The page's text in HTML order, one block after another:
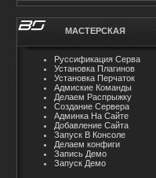
МАСТЕРСКАЯ
Руссификация Серва
Установка Плагинов
Установка Перчаток
Адмиские Команды
Делаем Распрыжку
Создание Сервера
Админка На Сайте
Добавление Сайта
Запуск В Консоле
Делаем конфиги
Запись Демо
Запуск Демо